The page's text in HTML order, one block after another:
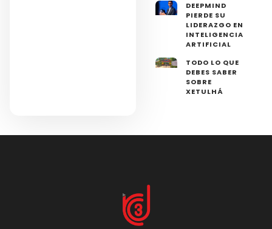
DEEPMIND
PIERDE SU
LIDERAZGO EN
INTELIGENCIA
ARTIFICIAL
TODO LO QUE
DEBES SABER
SOBRE
XETULHÁ